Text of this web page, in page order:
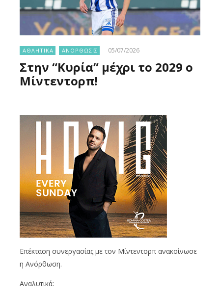
ΑΘΛΗΤΙΚΑ ΑΝΟΡΘΩΣΙΣ 05/07/2026
Στην “Κυρία” μέχρι το 2029 ο
Μίντεντορπ!
Επέκταση συνεργασίας με τον Μίντεντορπ ανακοίνωσε
η Ανόρθωση.
Αναλυτικά: